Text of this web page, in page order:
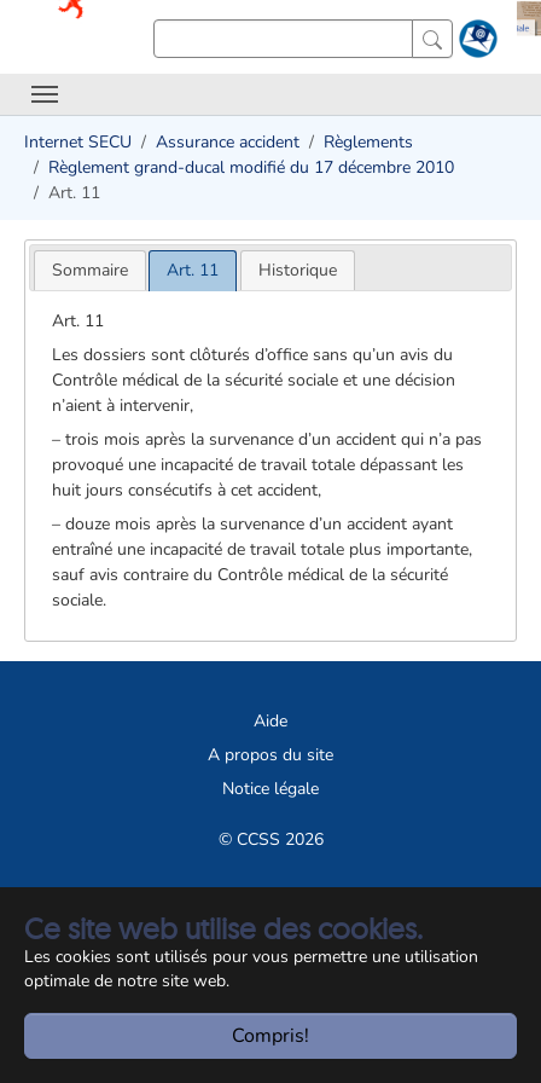
Ce site web utilise des cookies.
Les cookies sont utilisés pour vous permettre une utilisation
optimale de notre site web.
Compris!
Internet SECU Assurance accident
Règlements
Règlement grand-ducal modifié du 17 décembre 2010
Art. 11
Sommaire Art. 11 Historique
Art. 11
Les dossiers sont clôturés d’office sans qu’un avis du
Contrôle médical de la sécurité sociale et une décision
n’aient à intervenir,
– trois mois après la survenance d’un accident qui n’a pas
provoqué une incapacité de travail totale dépassant les
huit jours consécutifs à cet accident,
– douze mois après la survenance d’un accident ayant
entraîné une incapacité de travail totale plus importante,
sauf avis contraire du Contrôle médical de la sécurité
sociale.
Aide
A propos du site
Notice légale
© CCSS 2026